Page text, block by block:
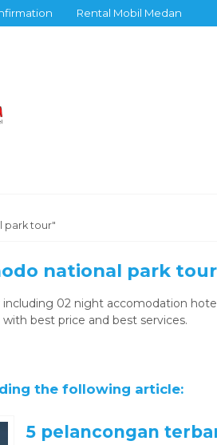
Rental Mobil Medan
park tour"
national park tour
02 night accomodation
best price and best services.
the following article:
5 pelancongan